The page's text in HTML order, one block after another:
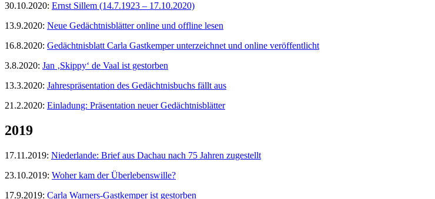
30.10.2020: Ernst Sillem (14.7.1923 – 17.10.2020)
13.9.2020: Neue Gedächtnisblätter online und offline lesen
16.8.2020: Gedächtnisblatt Carla Gastkemper unterzeichnet und online veröffentlicht
3.8.2020: Jan ‚Skippy‘ de Vaal ist gestorben
13.3.2020: Jahrespräsentation des Gedächtnisbuchs fällt aus
21.2.2020: Einladung: Präsentation neuer Gedächtnisblätter
2019
17.11.2019: Niederlande: Brief aus Dachau nach 75 Jahren zugestellt
23.10.2019: Woher kam der Überlebenswille?
17.9.2019: Carla Warners-Gastkemper ist gestorben